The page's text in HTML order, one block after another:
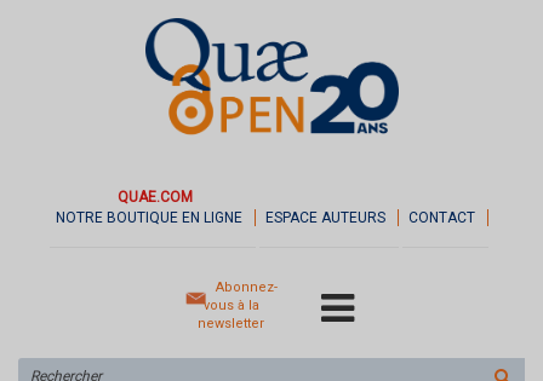
QUAE.COM
NOTRE BOUTIQUE EN LIGNE
ESPACE AUTEURS CONTACT
Abonnez-
vous à la
newsletter